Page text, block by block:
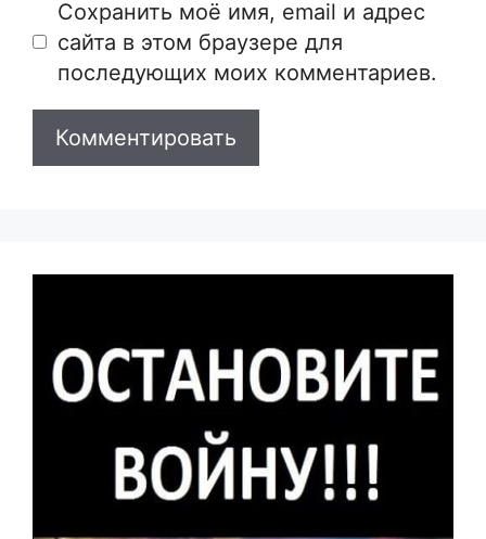
Сайт
Сохранить моё имя, email и адрес
сайта в этом браузере для
последующих моих комментариев.